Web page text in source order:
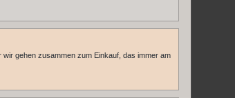
gehen zusammen zum Einkauf, das immer am